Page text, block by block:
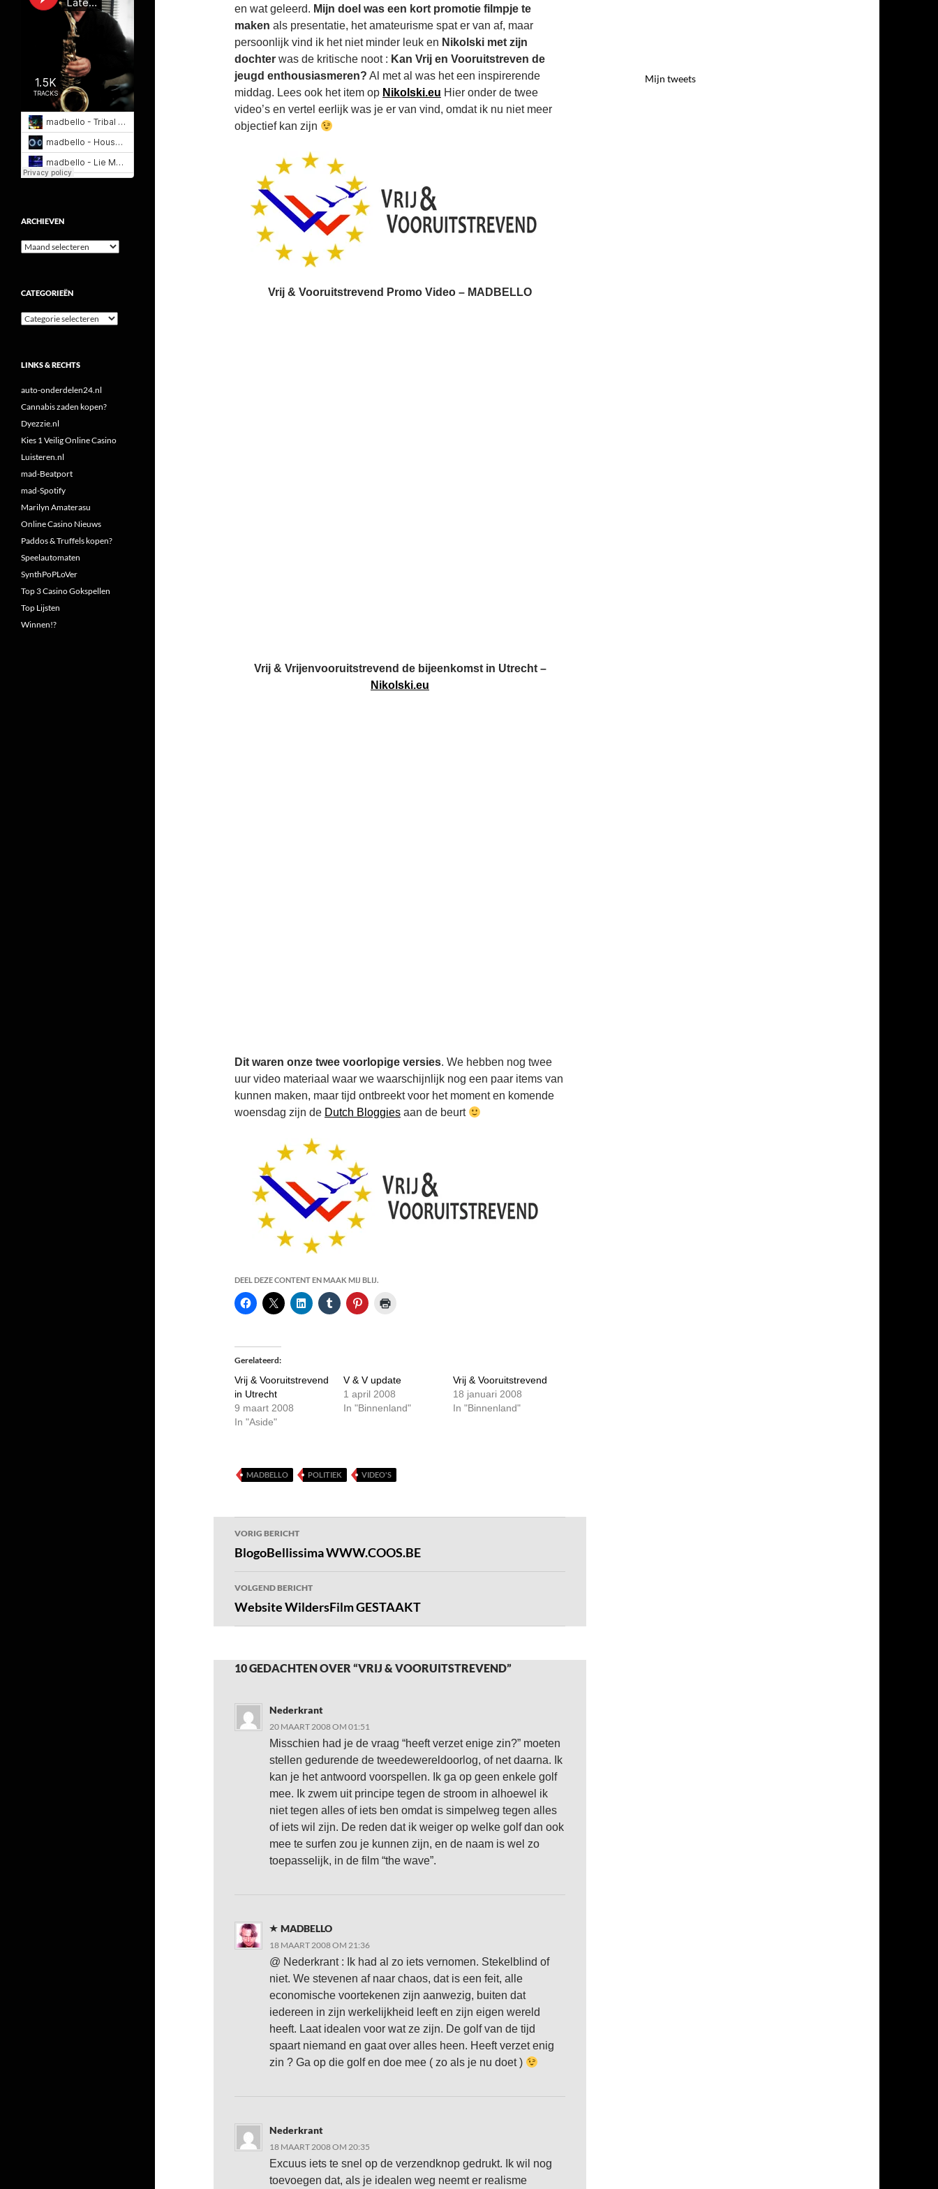
en wat geleerd. Mijn doel was een kort promotie filmpje te
maken als presentatie, het amateurisme spat er van af, maar
persoonlijk vind ik het niet minder leuk en Nikolski met zijn
dochter was de kritische noot : Kan Vrij en Vooruitstreven de
jeugd enthousiasmeren? Al met al was het een inspirerende
middag. Lees ook het item op Nikolski.eu Hier onder de twee
video’s en vertel eerlijk was je er van vind, omdat ik nu niet meer
objectief kan zijn
Vrij & Vooruitstrevend Promo Video – MADBELLO
Vrij & Vrijenvooruitstrevend de bijeenkomst in Utrecht –
Nikolski.eu
Dit waren onze twee voorlopige versies. We hebben nog twee
uur video materiaal waar we waarschijnlijk nog een paar items van
kunnen maken, maar tijd ontbreekt voor het moment en komende
woensdag zijn de Dutch Bloggies aan de beurt
DEEL DEZE CONTENT EN MAAK MIJ BLIJ.
Gerelateerd
Vrij & Vooruitstrevend
in Utrecht
9 maart 2008
In "Aside"
V & V update
1 april 2008
In "Binnenland"
Vrij & Vooruitstrevend
18 januari 2008
In "Binnenland"
MADBELLO POLITIEK VIDEO'S
Bericht
navigatie
VORIG BERICHT
BlogoBellissima WWW.COOS.BE
VOLGEND BERICHT
Website WildersFilm GESTAAKT
10 GEDACHTEN OVER “VRIJ & VOORUITSTREVEND”
Nederkrant
20 MAART 2008 OM 01:51
Misschien had je de vraag “heeft verzet enige zin?” moeten
stellen gedurende de tweedewereldoorlog, of net daarna. Ik
kan je het antwoord voorspellen. Ik ga op geen enkele golf
mee. Ik zwem uit principe tegen de stroom in alhoewel ik
niet tegen alles of iets ben omdat is simpelweg tegen alles
of iets wil zijn. De reden dat ik weiger op welke golf dan ook
mee te surfen zou je kunnen zijn, en de naam is wel zo
toepasselijk, in de film “the wave”.
MADBELLO
18 MAART 2008 OM 21:36
@ Nederkrant : Ik had al zo iets vernomen. Stekelblind of
niet. We stevenen af naar chaos, dat is een feit, alle
economische voortekenen zijn aanwezig, buiten dat
iedereen in zijn werkelijkheid leeft en zijn eigen wereld
heeft. Laat idealen voor wat ze zijn. De golf van de tijd
spaart niemand en gaat over alles heen. Heeft verzet enig
zin ? Ga op die golf en doe mee ( zo als je nu doet )
Nederkrant
18 MAART 2008 OM 20:35
Excuus iets te snel op de verzendknop gedrukt. Ik wil nog
toevoegen dat, als je idealen weg neemt er realisme
Mijn tweets
ARCHIEVEN
Archieven
CATEGORIEËN
Categorieën
LINKS & RECHTS
auto-onderdelen24.nl
Cannabis zaden kopen?
Dyezzie.nl
Kies 1 Veilig Online Casino
Luisteren.nl
mad-Beatport
mad-Spotify
Marilyn Amaterasu
Online Casino Nieuws
Paddos & Truffels kopen?
Speelautomaten
SynthPoPLoVer
Top 3 Casino Gokspellen
Top Lijsten
Winnen!?